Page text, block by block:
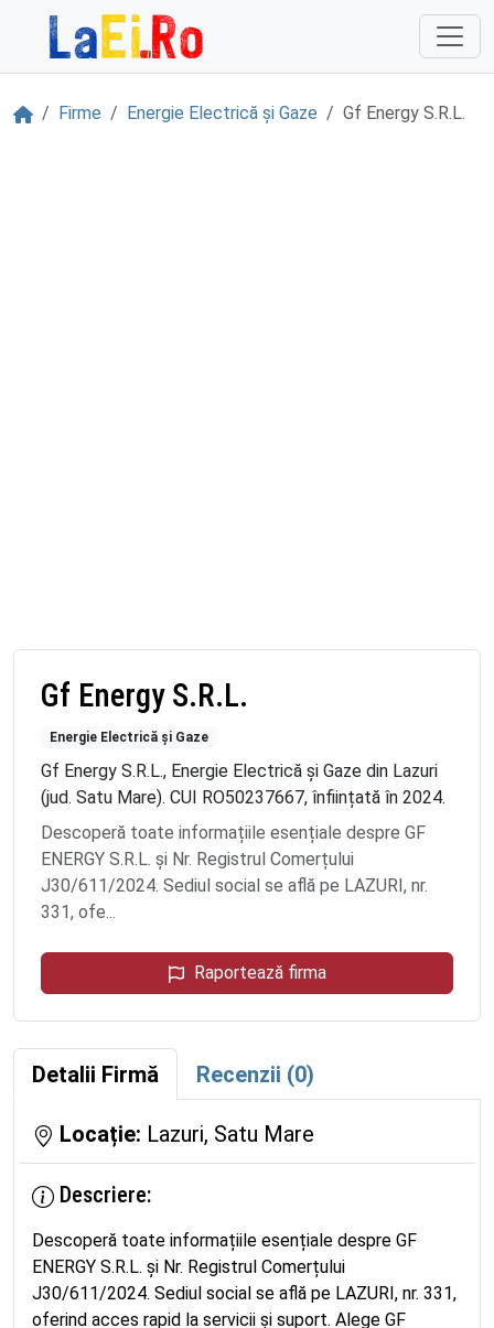
Sari la continut
AcasăFirme Energie Electrică și Gaze Gf Energy S.R.L.
Gf Energy S.R.L.
Energie Electrică și Gaze
Gf Energy S.R.L., Energie Electrică și Gaze din Lazuri
(jud. Satu Mare). CUI RO50237667, înființată în 2024.
Descoperă toate informațiile esențiale despre GF
ENERGY S.R.L. și Nr. Registrul Comerțului
J30/611/2024. Sediul social se află pe LAZURI, nr.
331, ofe...
Raportează firma
Detalii Firmă Recenzii (0)
Locație: Lazuri, Satu Mare
Descriere:
Descoperă toate informațiile esențiale despre GF
ENERGY S.R.L. și Nr. Registrul Comerțului
J30/611/2024. Sediul social se află pe LAZURI, nr. 331,
oferind acces rapid la servicii și suport. Alege GF